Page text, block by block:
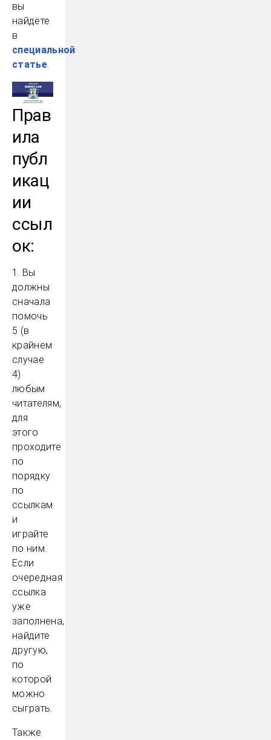
вы
найдёте
в
специальной
статье.
Прав
ила
публ
икац
ии
ссыл
ок:
1. Вы
должны
сначала
помочь
5 (в
крайнем
случае
4)
любым
читателям,
для
этого
проходите
по
порядку
по
ссылкам
и
играйте
по ним.
Если
очередная
ссылка
уже
заполнена,
найдите
другую,
по
которой
можно
сыграть.
Также